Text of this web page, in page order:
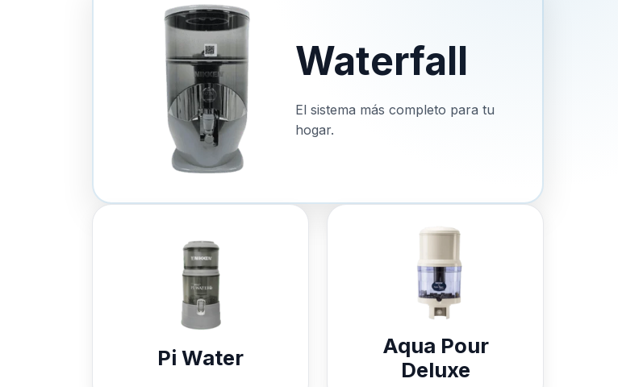
Waterfall
El sistema más completo para tu
hogar.
Pi Water
Aqua Pour
Deluxe